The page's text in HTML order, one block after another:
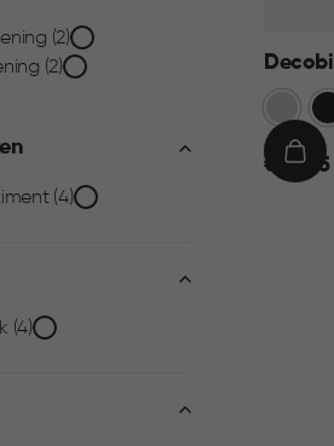
(2)
(2)
(4)
(4)
€€ 49,95
IN